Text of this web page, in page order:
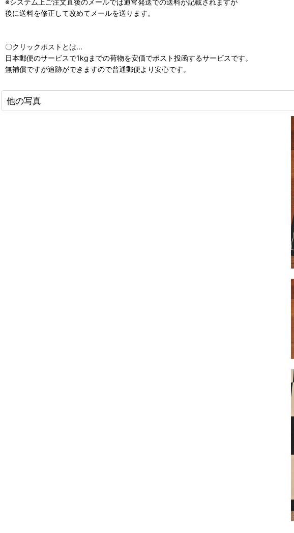
※システム上ご注文直後のメールでは通常発送での送料が記載されますが
後に送料を修正して改めてメールを送ります。
〇クリックポストとは...
日本郵便のサービスで1kgまでの荷物を安価でポスト投函するサービスです。
無補償ですが追跡ができますので普通郵便より安心です。
他の写真